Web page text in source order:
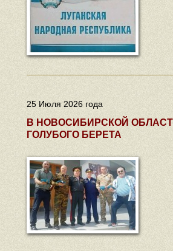
25 Июля 2026 года
В НОВОСИБИРСКОЙ
ГОЛУБОГО БЕРЕТА